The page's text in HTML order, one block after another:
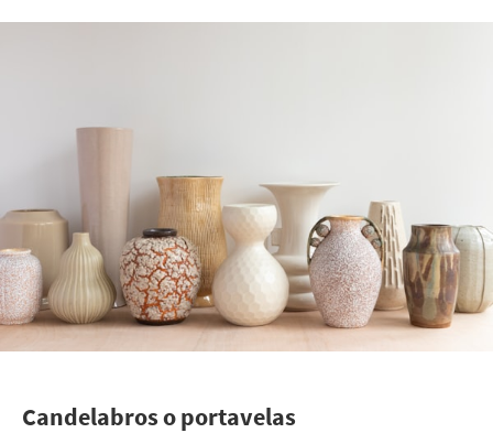
Candelabros o portavelas